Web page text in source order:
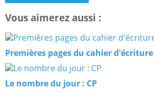
Vous aimerez aussi :
Premières pages du cahier d'écriture
Le nombre du jour : CP